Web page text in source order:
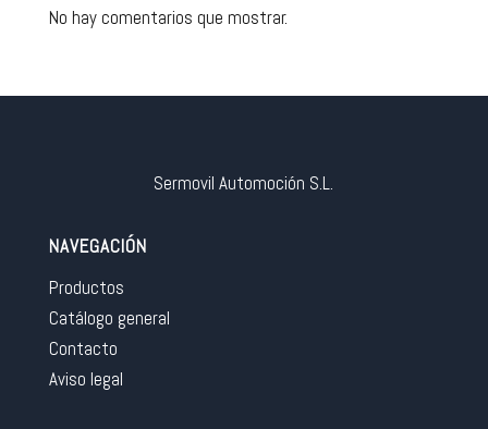
No hay comentarios que mostrar.
Sermovil Automoción S.L.
NAVEGACIÓN
Productos
Catálogo general
Contacto
Aviso legal